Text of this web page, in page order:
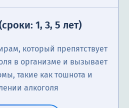
1, 3, 5 лет)
который препятствует
в организме и вызывает
такие как тошнота и
алкоголя